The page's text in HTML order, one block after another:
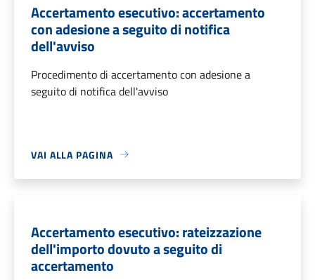
Accertamento esecutivo: accertamento
con adesione a seguito di notifica
dell'avviso
Procedimento di accertamento con adesione a
seguito di notifica dell'avviso
VAI ALLA PAGINA
Accertamento esecutivo: rateizzazione
dell'importo dovuto a seguito di
accertamento